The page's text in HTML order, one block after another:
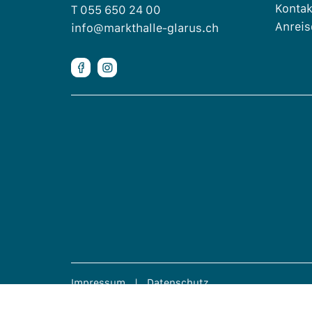
T 055 650 24 00
info@markthalle-glarus.ch
 
Impressum | Datenschutz